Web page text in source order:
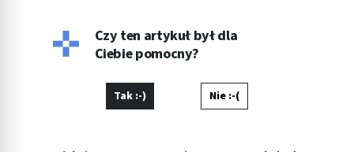
Czy ten artykuł był dla
Ciebie pomocny?
Tak :-) Nie :-(